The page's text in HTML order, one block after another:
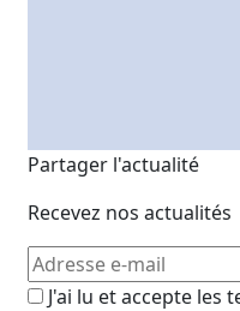
Partager l'actualité
Recevez nos actualités
J'ai lu et accepte les